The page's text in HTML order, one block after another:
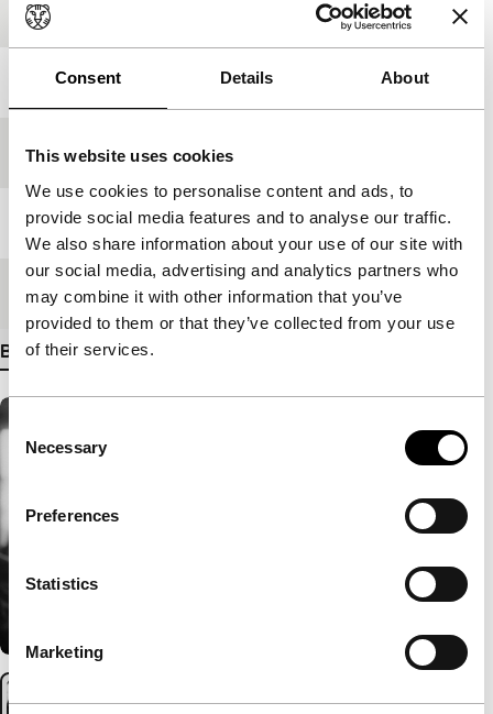
Consent Details About
This website uses cookies
We use cookies to personalise content and ads, to
provide social media features and to analyse our traffic.
We also share information about your use of our site with
our social media, advertising and analytics partners who
may combine it with other information that you’ve
provided to them or that they’ve collected from your use
of their services.
Consent
Selection
Necessary
Preferences
Statistics
Marketing
Productieland
Jaar
Festivaleditie IFFR 2012
Lengte 96'
Medium/Formaat35mm
Bekijk meer details